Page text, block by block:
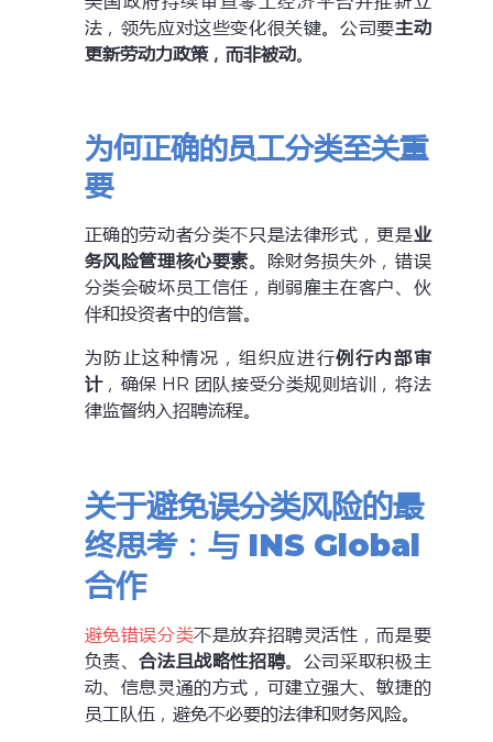
法，领先应对这些变化很关键。公司要主动
更新劳动力政策，而非被动。
为何正确的员工分类至关重
要
正确的劳动者分类不只是法律形式，更是业
务风险管理核心要素。除财务损失外，错误
分类会破坏员工信任，削弱雇主在客户、伙
伴和投资者中的信誉。
为防止这种情况，组织应进行例行内部审
计，确保 HR 团队接受分类规则培训，将法
律监督纳入招聘流程。
关于避免误分类风险的最
终思考：与 INS Global
合作
避免错误分类不是放弃招聘灵活性，而是要
负责、合法且战略性招聘。公司采取积极主
动、信息灵通的方式，可建立强大、敏捷的
员工队伍，避免不必要的法律和财务风险。